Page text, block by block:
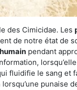
des Cimicidae. Les
de notre état de
pendant
fluidifie le sang et
punaise